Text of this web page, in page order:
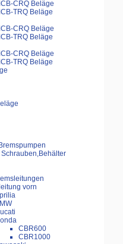
CRQ Beläge
TRQ Beläge
CRQ Beläge
TRQ Beläge
CRQ Beläge
TRQ Beläge
Schrauben,Behälter
vorn
CBR600
CBR1000